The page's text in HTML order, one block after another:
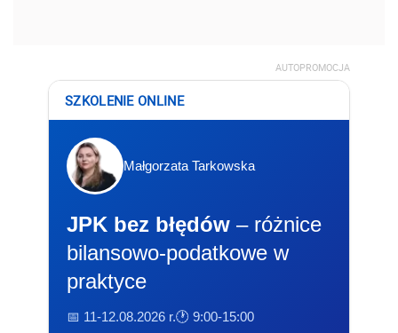
AUTOPROMOCJA
SZKOLENIE ONLINE
Małgorzata Tarkowska
JPK bez błędów – różnice
bilansowo-podatkowe w
praktyce
📅 11-12.08.2026 r.🕐 9:00-15:00